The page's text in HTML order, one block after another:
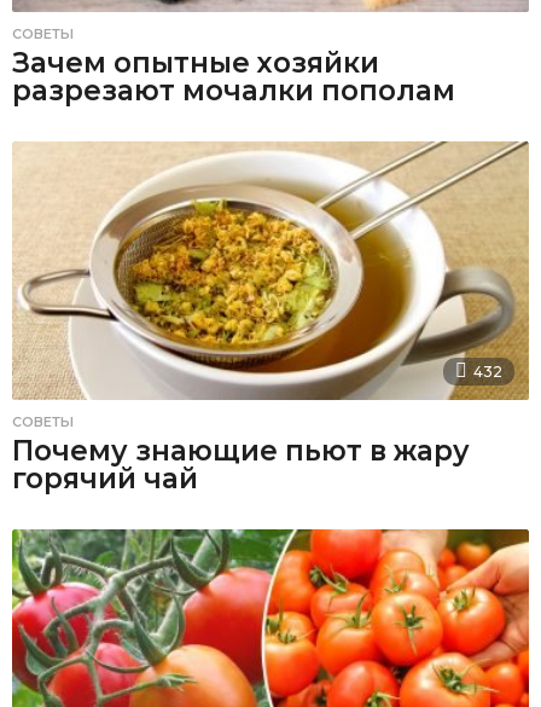
СОВЕТЫ
Зачем опытные хозяйки
разрезают мочалки пополам
432
СОВЕТЫ
Почему знающие пьют в жару
горячий чай